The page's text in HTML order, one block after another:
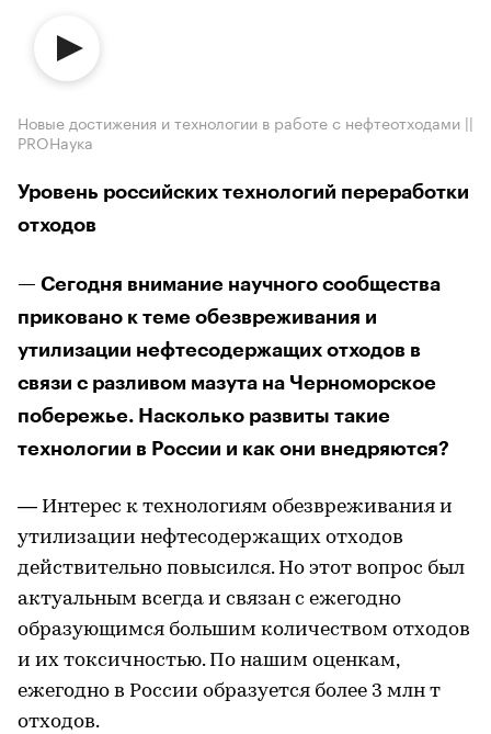
Новые достижения и технологии в работе с нефтеотходами ||
PROНаука
Уровень российских технологий переработки
отходов
— Сегодня внимание научного сообщества
приковано к теме обезвреживания и
утилизации нефтесодержащих отходов в
связи с разливом мазута на Черноморское
побережье. Насколько развиты такие
технологии в России и как они внедряются?
— Интерес к технологиям обезвреживания и
утилизации нефтесодержащих отходов
действительно повысился. Но этот вопрос был
актуальным всегда и связан с ежегодно
образующимся большим количеством отходов
и их токсичностью. По нашим оценкам,
ежегодно в России образуется более 3 млн т
отходов.